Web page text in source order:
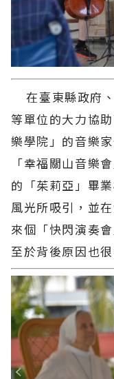
在臺東縣政府
等單位的大力協
樂學院」的音樂
「幸福關山音樂
的「茱莉亞」畢
風光所吸引，並
來個「快閃演奏
至於背後原因也